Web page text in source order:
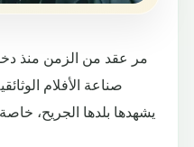
مر عقد من الزمن منذ
صناعة الأفلام
يشهدها بلدها الجريح،